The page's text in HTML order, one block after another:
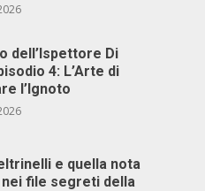
dell’Ispettore Di
4: L’Arte di
l’Ignoto
e quella nota
file segreti della